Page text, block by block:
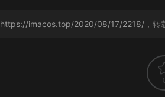
https://imacos.top/2020/08/17/2218/ ，转